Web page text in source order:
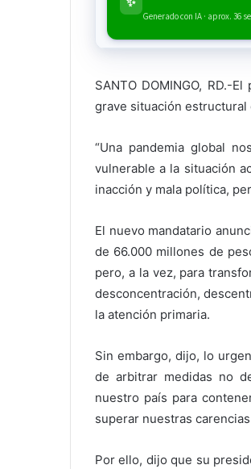
Generado con IA · aprox. 36
SANTO DOMINGO, RD.-
grave situación estructural
“Una pandemia global
vulnerable a la situación
inacción y mala política,
El nuevo mandatario
de 66.000 millones de
pero, a la vez, para
desconcentración,
la atención primaria.
Sin embargo, dijo, lo
de arbitrar medidas no
nuestro país para
superar nuestras
Por ello, dijo que su